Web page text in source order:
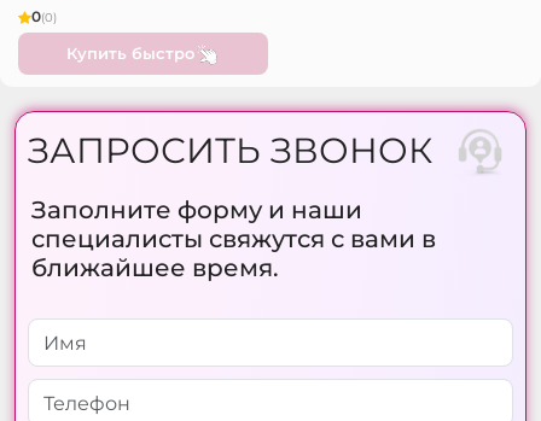
0(0)
Купить быстро
ЗАПРОСИТЬ ЗВОНОК
Заполните форму и наши
специалисты свяжутся с вами в
ближайшее время.